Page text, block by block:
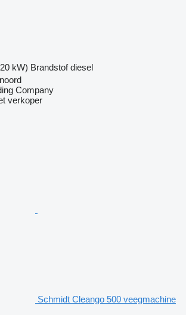
kW) Brandstof diesel
Company
verkoper
Schmidt Cleango 500 veegmachine